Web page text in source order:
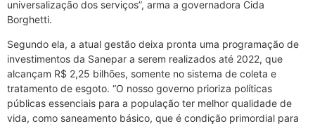
universalização dos serviços”, arma a governadora Cida
Borghetti.
Segundo ela, a atual gestão deixa pronta uma programação de
investimentos da Sanepar a serem realizados até 2022, que
alcançam R$ 2,25 bilhões, somente no sistema de coleta e
tratamento de esgoto. “O nosso governo prioriza políticas
públicas essenciais para a população ter melhor qualidade de
vida, como saneamento básico, que é condição primordial para